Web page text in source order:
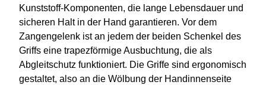
Kunststoff-Komponenten, die lange Lebensdauer und
sicheren Halt in der Hand garantieren. Vor dem
Zangengelenk ist an jedem der beiden Schenkel des
Griffs eine trapezförmige Ausbuchtung, die als
Abgleitschutz funktioniert. Die Griffe sind ergonomisch
gestaltet, also an die Wölbung der Handinnenseite